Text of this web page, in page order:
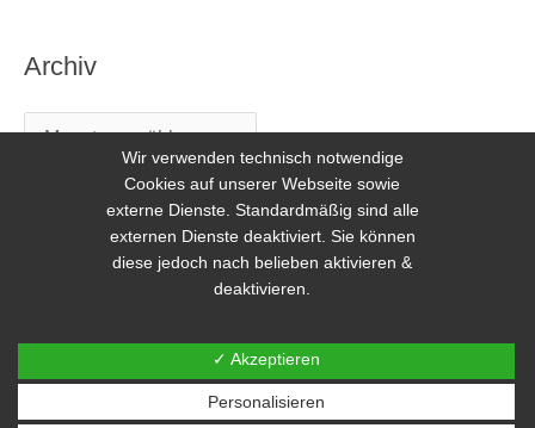
Archiv
Copyright © 2026 Freilerner.at
Kontakt
Wir verwenden technisch notwendige
Cookies auf unserer Webseite sowie
externe Dienste. Standardmäßig sind alle
externen Dienste deaktiviert. Sie können
diese jedoch nach belieben aktivieren &
deaktivieren.
✓ Akzeptieren
Personalisieren